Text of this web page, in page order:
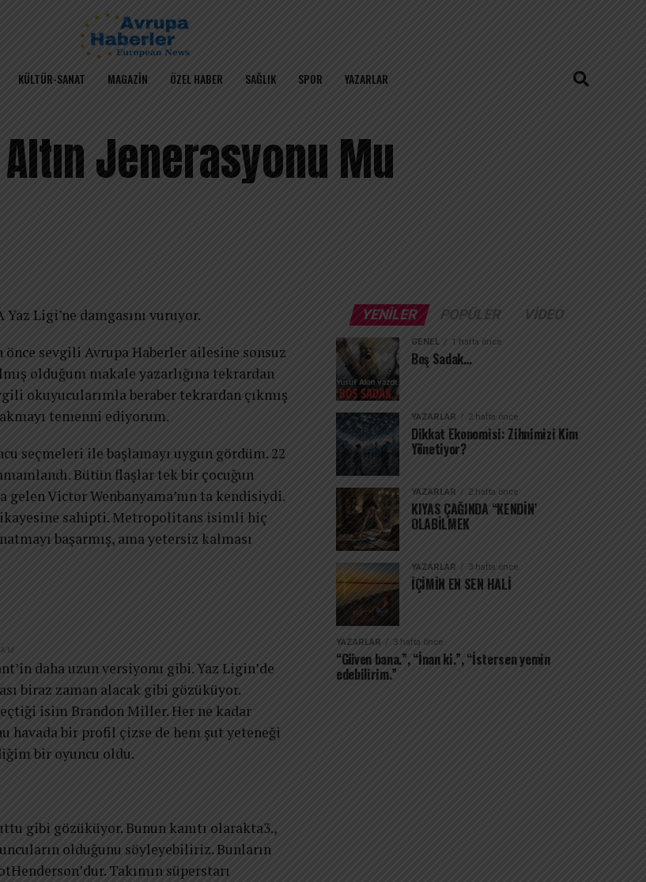
KÜLTÜR-SANAT MAGAZIN ÖZEL HABER SAĞLIK SPOR YAZARLAR
Altın Jenerasyonu Mu
Ligi’ne damgasını vuruyor.
sevgili Avrupa Haberler ailesine sonsuz
olduğum makale yazarlığına tekrardan
okuyucularımla beraber tekrardan çıkmış
temenni ediyorum.
seçmeleri ile başlamayı uygun gördüm. 22
Bütün flaşlar tek bir çocuğun
Victor Wenbanyama’nın ta kendisiydi.
sahipti. Metropolitans isimli hiç
başarmış, ama yetersiz kalması
daha uzun versiyonu gibi. Yaz Ligin’de
biraz zaman alacak gibi gözüküyor.
isim Brandon Miller. Her ne kadar
havada bir profil çizse de hem şut yeteneği
bir oyuncu oldu.
gibi gözüküyor. Bunun kanıtı olarakta3.,
olduğunu söyleyebiliriz. Bunların
Takımın süperstarı
YENILER POPÜLER VIDEO
GENEL 1 hafta önce
Boş Sadak…
YAZARLAR 2 hafta önce
Dikkat Ekonomisi: Zihnimizi Kim
Yönetiyor?
YAZARLAR 2 hafta önce
KIYAS ÇAĞINDA “KENDİN’
OLABİLMEK
YAZARLAR 3 hafta önce
İÇİMİN EN SEN HALİ
YAZARLAR 3 hafta önce
“Güven bana.”, “İnan ki.”, “İstersen yemin
edebilirim.”